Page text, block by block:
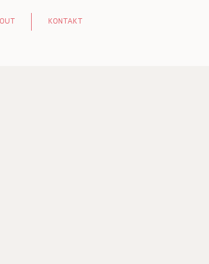
KONTAKT